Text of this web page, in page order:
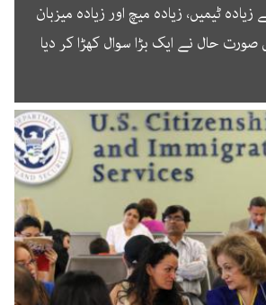
ٹیمیں، زیادہ میچ اور زیادہ میزبان
صورت حال نے ایک بڑا سوال کھڑا کر دیا